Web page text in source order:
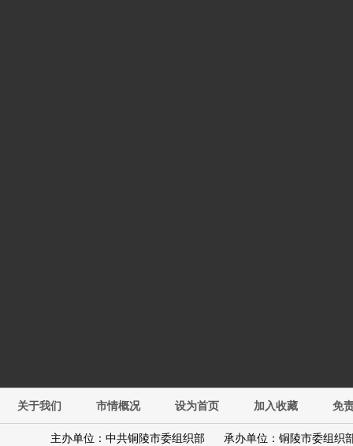
关于我们 市情概况 设为首页 加入收藏 免
主办单位：中共铜陵市委组织部
承办单位：铜陵市委组织